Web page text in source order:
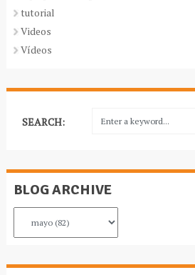
tutorial
Videos
Vídeos
SEARCH:
BLOG ARCHIVE